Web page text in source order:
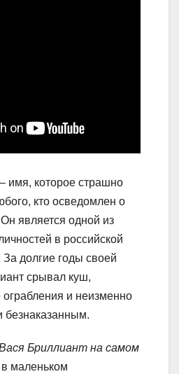
– имя, которое страшно
кто осведомлен о
является одной из
в российской
За долгие годы своей
срывал куш,
и неизменно
безнаказанным.
Бриллиант на самом
маленьком